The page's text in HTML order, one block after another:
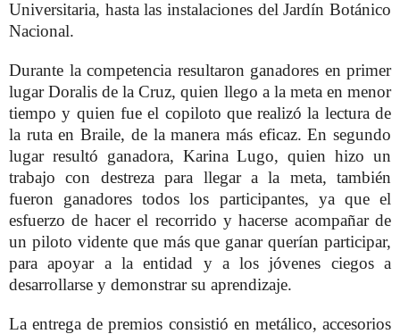
Universitaria, hasta las instalaciones del Jardín Botánico
Nacional.
Durante la competencia resultaron ganadores en primer
lugar Doralis de la Cruz, quien llego a la meta en menor
tiempo y quien fue el copiloto que realizó la lectura de
la ruta en Braile, de la manera más eficaz. En segundo
lugar resultó ganadora, Karina Lugo, quien hizo un
trabajo con destreza para llegar a la meta, también
fueron ganadores todos los participantes, ya que el
esfuerzo de hacer el recorrido y hacerse acompañar de
un piloto vidente que más que ganar querían participar,
para apoyar a la entidad y a los jóvenes ciegos a
desarrollarse y demonstrar su aprendizaje.
La entrega de premios consistió en metálico, accesorios